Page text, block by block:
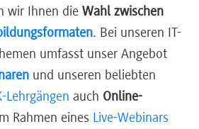
wir Ihnen die Wahl zwischen
. Bei unseren IT-
umfasst unser Angebot
und unseren beliebten
Lehrgängen auch Online-
Rahmen eines Live-Webinars